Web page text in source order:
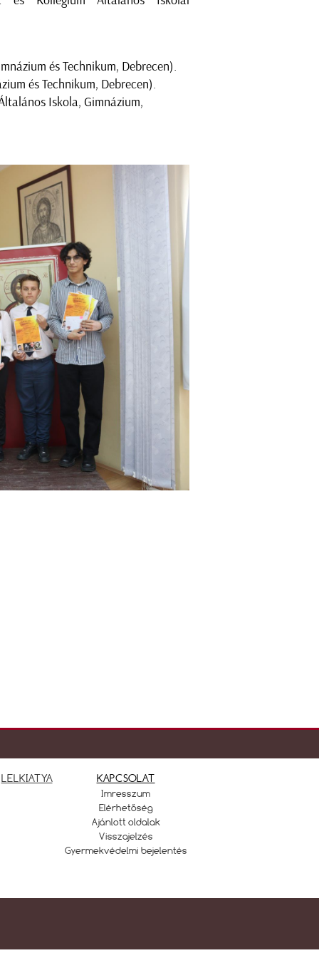
és Technikum, Debrecen).
és Technikum, Debrecen).
Iskola, Gimnázium,
LELKIATYA KAPCSOLAT
Imresszum
Elérhetőség
Ajánlott oldalak
Visszajelzés
Gyermekvédelmi bejelentés